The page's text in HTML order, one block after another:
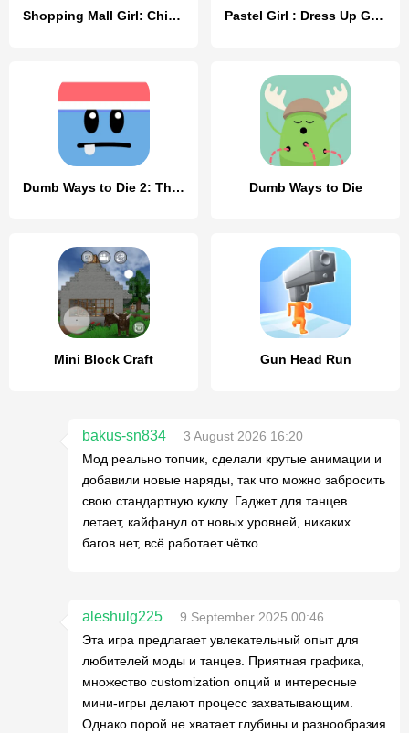
Shopping Mall Girl: Chic Game Pastel Girl : Dress Up Game
Dumb Ways to Die 2: The Games Dumb Ways to Die
Mini Block Craft Gun Head Run
bakus-sn834
3 August 2026 16:20
Мод реально топчик, сделали крутые анимации и
добавили новые наряды, так что можно забросить
свою стандартную куклу. Гаджет для танцев
летает, кайфанул от новых уровней, никаких
багов нет, всё работает чётко.
aleshulg225
9 September 2025 00:46
Эта игра предлагает увлекательный опыт для
любителей моды и танцев. Приятная графика,
множество customization опций и интересные
мини-игры делают процесс захватывающим.
Однако порой не хватает глубины и разнообразия